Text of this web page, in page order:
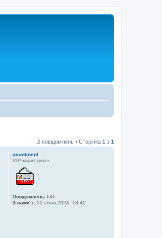
2 повідомлень • Сторінка 1 з 1
acontinent
VIP користувач
Повідомлень: 640
З нами з: 22 січня 2024, 18:40